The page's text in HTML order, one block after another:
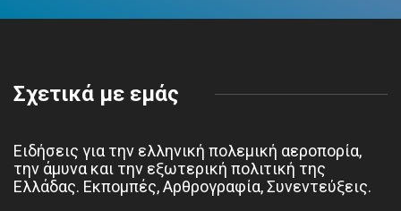
Σχετικά με εμάς
Ειδήσεις για την ελληνική πολεμική αεροπορία,
την άμυνα και την εξωτερική πολιτική της
Ελλάδας. Εκπομπές, Αρθρογραφία, Συνεντεύξεις.